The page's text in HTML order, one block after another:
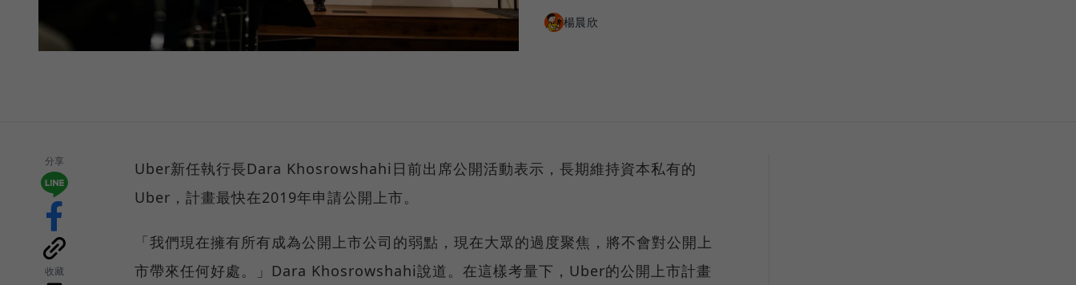
楊晨欣
分享
收藏
Uber新任執行長Dara Khosrowshahi日前出席公開活動表示，長期維持資本私有的
Uber，計畫最快在2019年申請公開上市。
「我們現在擁有所有成為公開上市公司的弱點，現在大眾的過度聚焦，將不會對公開上
市帶來任何好處。」Dara Khosrowshahi說道。在這樣考量下，Uber的公開上市計畫